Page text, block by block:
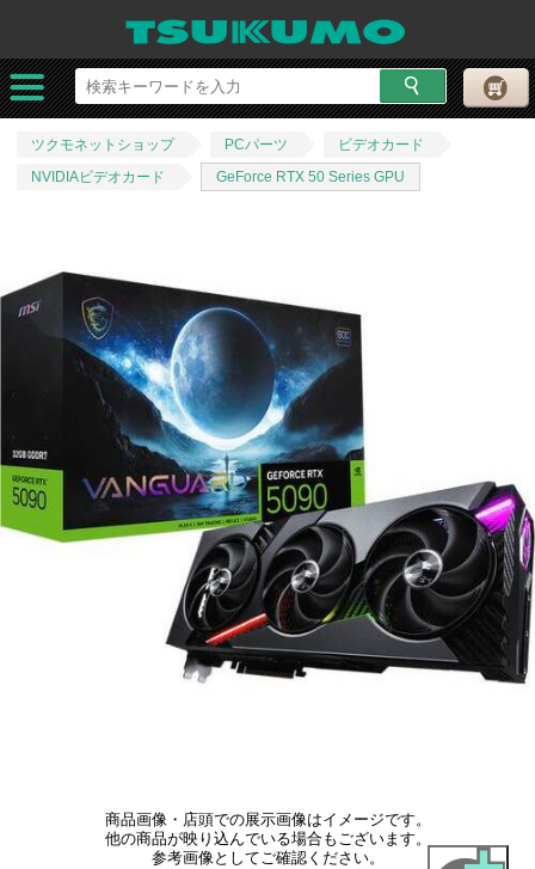
ツクモネットショップ PCパーツ
ビデオカード
NVIDIAビデオカード
GeForce RTX 50 Series GPU
商品画像・店頭での展示画像はイメージです。
他の商品が映り込んでいる場合もございます。
参考画像としてご確認ください。